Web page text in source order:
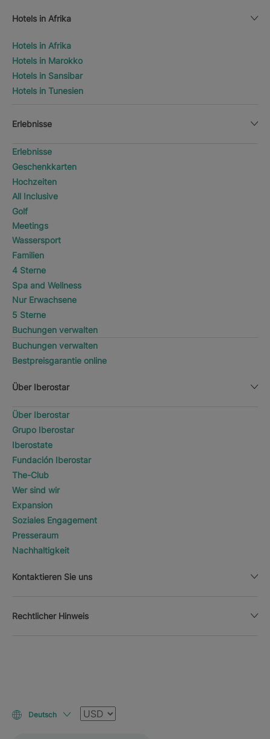
Hotels in Afrika
Hotels in Afrika
Hotels in Marokko
Hotels in Sansibar
Hotels in Tunesien
Erlebnisse
Erlebnisse
Geschenkkarten
Hochzeiten
All Inclusive
Golf
Meetings
Wassersport
Familien
4 Sterne
Spa and Wellness
Nur Erwachsene
5 Sterne
Buchungen verwalten
Buchungen verwalten
Bestpreisgarantie online
Über Iberostar
Über Iberostar
Grupo Iberostar
Iberostate
Fundación Iberostar
The-Club
Wer sind wir
Expansion
Soziales Engagement
Presseraum
Nachhaltigkeit
Kontaktieren Sie uns
Rechtlicher Hinweis
Deutsch Währung